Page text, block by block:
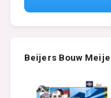
Beijers Bouw